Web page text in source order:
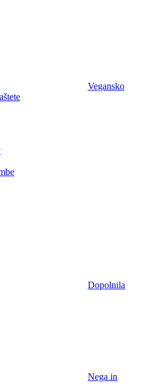
Vegansko
Dopolnila
Nega in